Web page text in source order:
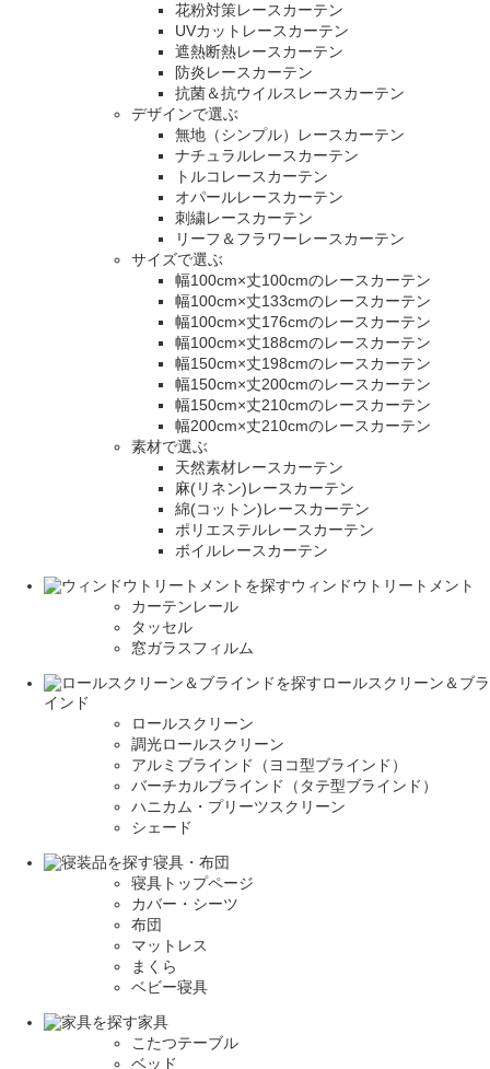
花粉対策レースカーテン
UVカットレースカーテン
遮熱断熱レースカーテン
防炎レースカーテン
抗菌＆抗ウイルスレースカーテン
デザインで選ぶ
無地（シンプル）レースカーテン
ナチュラルレースカーテン
トルコレースカーテン
オパールレースカーテン
刺繍レースカーテン
リーフ＆フラワーレースカーテン
サイズで選ぶ
幅100cm×丈100cmのレースカーテン
幅100cm×丈133cmのレースカーテン
幅100cm×丈176cmのレースカーテン
幅100cm×丈188cmのレースカーテン
幅150cm×丈198cmのレースカーテン
幅150cm×丈200cmのレースカーテン
幅150cm×丈210cmのレースカーテン
幅200cm×丈210cmのレースカーテン
素材で選ぶ
天然素材レースカーテン
麻(リネン)レースカーテン
綿(コットン)レースカーテン
ポリエステルレースカーテン
ボイルレースカーテン
ウィンドウトリートメント
カーテンレール
タッセル
窓ガラスフィルム
ロールスクリーン＆ブラ
インド
ロールスクリーン
調光ロールスクリーン
アルミブラインド（ヨコ型ブラインド）
バーチカルブラインド（タテ型ブラインド）
ハニカム・プリーツスクリーン
シェード
寝具・布団
寝具トップページ
カバー・シーツ
布団
マットレス
まくら
ベビー寝具
家具
こたつテーブル
ベッド